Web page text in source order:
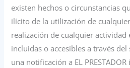
existen hechos o circunstancias
ilícito de la utilización de
realización de cualquier actividad
incluidas o accesibles a través
una notificación a EL